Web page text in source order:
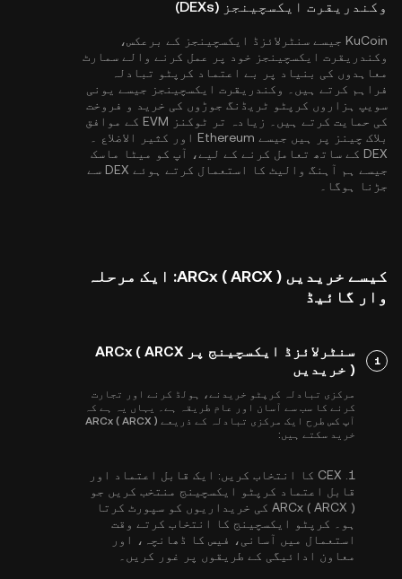
وکندریقرت ایکسچینجز (DEXs)
KuCoin جیسے سنٹرلائزڈ ایکسچینجز کے برعکس،
وکندریقرت ایکسچینجز خود پر عمل کرنے والے سمارٹ
معاہدوں کی بنیاد پر بے اعتماد کرپٹو تبادلہ
فراہم کرتے ہیں۔ وکندریقرت ایکسچینجز جیسے یونی
سویپ ہزاروں کرپٹو ٹریڈنگ جوڑوں کی خرید و فروخت
کی حمایت کرتے ہیں۔ زیادہ تر ٹوکنز EVM کے موافق
بلاک چینز پر ہیں جیسے Ethereum اور کثیر الاضلاع
DEX کے ساتھ تعامل کرنے کے لیے، آپ کو میٹا ماسک
جیسے ہم آہنگ والیٹ کا استعمال کرتے ہوئے DEX سے
جڑنا ہوگا۔
کیسے خریدیں ARCx ( ARCX ): ایک مرحلہ
وار گائیڈ
1
سنٹرلائزڈ ایکسچینج پر ARCx ( ARCX
) خریدیں
مرکزی تبادلہ کرپٹو خریدنے، ہولڈ کرنے اور تجارت
کرنے کا سب سے آسان اور عام طریقہ ہے۔ یہاں یہ ہے کہ
آپ کس طرح ایک مرکزی تبادلہ کے ذریعے ARCx ( ARCX )
خرید سکتے ہیں:
1. CEX کا انتخاب کریں:
ایک قابل اعتماد اور
قابل اعتماد کرپٹو ایکسچینج منتخب کریں جو
ARCx ( ARCX ) کی خریداریوں کو سپورٹ کرتا
ہو۔ کرپٹو ایکسچینج کا انتخاب کرتے وقت
استعمال میں آسانی، فیس کا ڈھانچہ، اور
معاون ادائیگی کے طریقوں پر غور کریں۔